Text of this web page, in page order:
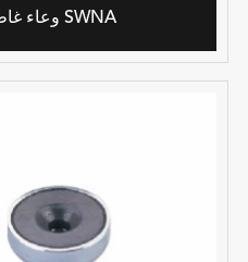
وعاء غاطسة مغناطيس SWNA